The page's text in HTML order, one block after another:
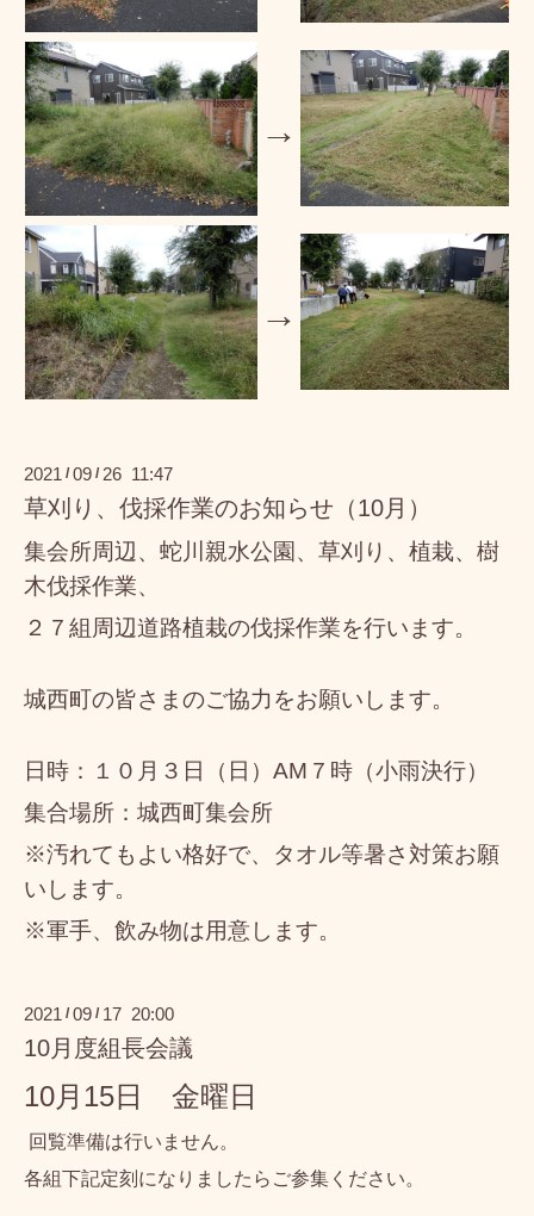
→
→
2021 / 09 / 26 11:47
草刈り、伐採作業のお知らせ（10月）
集会所周辺、蛇川親水公園、 草刈り、植栽、樹
木伐採作業、
２７組周辺道路植栽の伐採作業を行います。
城西町の皆さまのご協力をお願いします。
日時：１０月３日（日）AM７時（小雨決行）
集合場所：城西町集会所
※汚れてもよい格好で、タオル等暑さ対策お願
いします。
※軍手、飲み物は用意します。
2021 / 09 / 17 20:00
10月度組長会議
10月15日 金曜日
回覧準備は行いません。
各組下記定刻になりましたらご参集ください。